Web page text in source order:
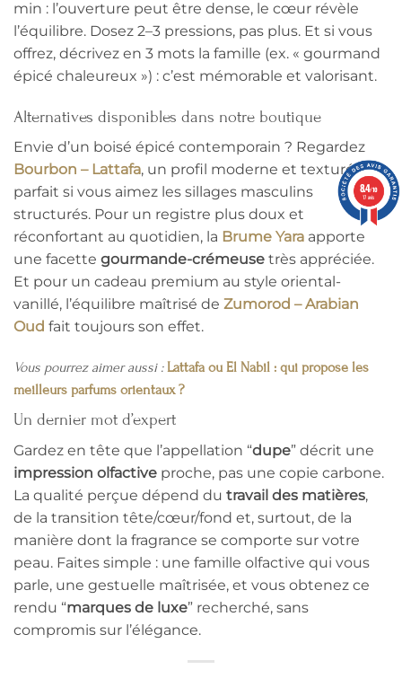
min : l’ouverture peut être dense, le cœur révèle
l’équilibre. Dosez 2–3 pressions, pas plus. Et si vous
offrez, décrivez en 3 mots la famille (ex. « gourmand
épicé chaleureux ») : c’est mémorable et valorisant.
Alternatives disponibles dans notre boutique
Envie d’un boisé épicé contemporain ? Regardez
Bourbon – Lattafa, un profil moderne et texturé,
parfait si vous aimez les sillages masculins
structurés. Pour un registre plus doux et
réconfortant au quotidien, la Brume Yara apporte
une facette gourmande-crémeuse très appréciée.
Et pour un cadeau premium au style oriental-
vanillé, l’équilibre maîtrisé de Zumorod – Arabian
Oud fait toujours son effet.
Vous pourrez aimer aussi : Lattafa ou El Nabil : qui propose les
meilleurs parfums orientaux ?
Un dernier mot d’expert
Gardez en tête que l’appellation “dupe” décrit une
impression olfactive proche, pas une copie carbone.
La qualité perçue dépend du travail des matières,
de la transition tête/cœur/fond et, surtout, de la
manière dont la fragrance se comporte sur votre
peau. Faites simple : une famille olfactive qui vous
parle, une gestuelle maîtrisée, et vous obtenez ce
rendu “marques de luxe” recherché, sans
compromis sur l’élégance.
8.4/10
17 avis